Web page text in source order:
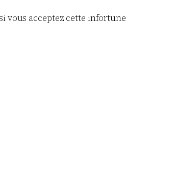
vous acceptez cette infortune